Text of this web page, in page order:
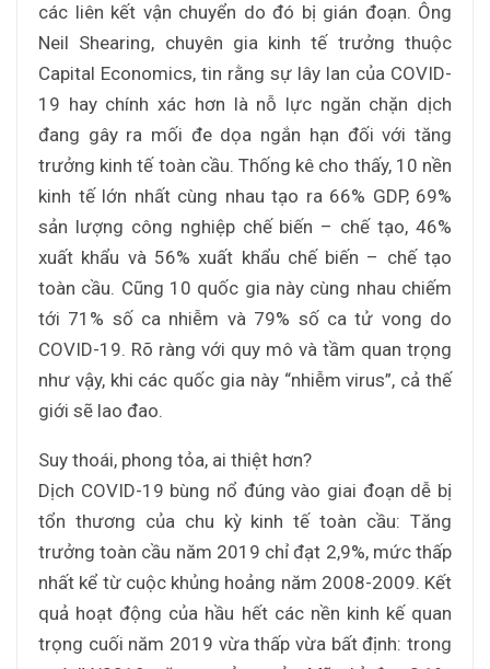
các liên kết vận chuyển do đó bị gián đoạn. Ông
Neil Shearing, chuyên gia kinh tế trưởng thuộc
Capital Economics, tin rằng sự lây lan của COVID-
19 hay chính xác hơn là nỗ lực ngăn chặn dịch
đang gây ra mối đe dọa ngắn hạn đối với tăng
trưởng kinh tế toàn cầu. Thống kê cho thấy, 10 nền
kinh tế lớn nhất cùng nhau tạo ra 66% GDP, 69%
sản lượng công nghiệp chế biến – chế tạo, 46%
xuất khẩu và 56% xuất khẩu chế biến – chế tạo
toàn cầu. Cũng 10 quốc gia này cùng nhau chiếm
tới 71% số ca nhiễm và 79% số ca tử vong do
COVID-19. Rõ ràng với quy mô và tầm quan trọng
như vậy, khi các quốc gia này “nhiễm virus”, cả thế
giới sẽ lao đao.
Suy thoái, phong tỏa, ai thiệt hơn?
Dịch COVID-19 bùng nổ đúng vào giai đoạn dễ bị
tổn thương của chu kỳ kinh tế toàn cầu: Tăng
trưởng toàn cầu năm 2019 chỉ đạt 2,9%, mức thấp
nhất kể từ cuộc khủng hoảng năm 2008-2009. Kết
quả hoạt động của hầu hết các nền kinh kế quan
trọng cuối năm 2019 vừa thấp vừa bất định: trong